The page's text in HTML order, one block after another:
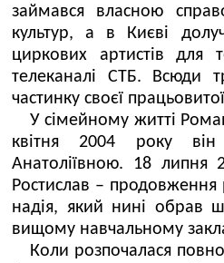
займався власною
культур, а в Києві
циркових артистів для
телеканалі СТБ. Всюди
частинку своєї
У сімейному житті
квітня 2004 року
Анатоліївною. 18 липня
Ростислав – продовження
надія, який нині обрав
вищому навчальному
Коли розпочалася